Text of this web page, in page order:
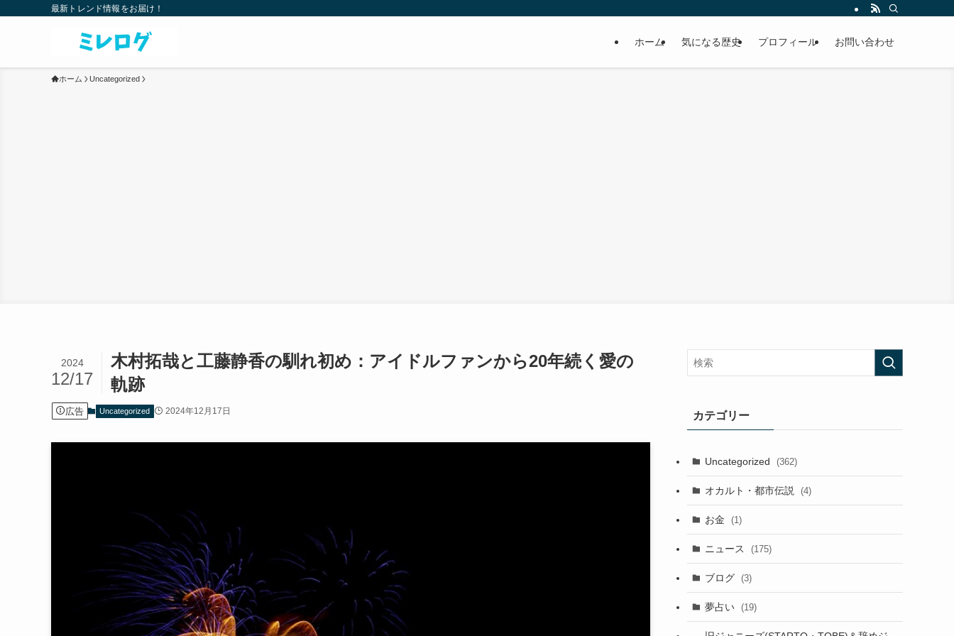
最新トレンド情報をお届け！
ホーム 気になる歴史 プロフィール お問い合わせ
ホーム Uncategorized
木村拓哉と工藤静香の馴れ初め：アイドルファンから20年続く愛の
軌跡
2024
12/17
広告 Uncategorized 2024年12月17日 カテゴリー
Uncategorized (362)
オカルト・都市伝説 (4)
お金 (1)
ニュース (175)
ブログ (3)
夢占い (19)